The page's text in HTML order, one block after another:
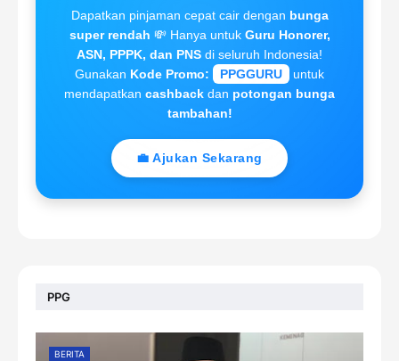
Dapatkan pinjaman cepat cair dengan bunga
super rendah 💸 Hanya untuk Guru Honorer,
ASN, PPPK, dan PNS di seluruh Indonesia!
Gunakan Kode Promo: PPGGURU
untuk
mendapatkan cashback dan potongan bunga
tambahan!
💼 Ajukan Sekarang
PPG
BERITA